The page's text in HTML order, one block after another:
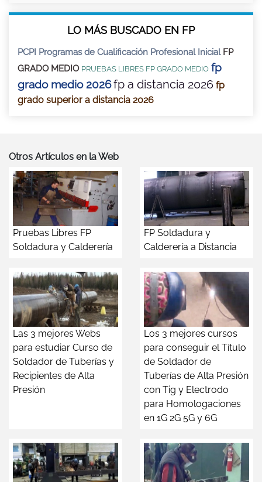
LO MÁS BUSCADO EN FP
PCPI Programas de Cualificación Profesional Inicial FP
GRADO MEDIO PRUEBAS LIBRES FP GRADO MEDIO fp
grado medio 2026fp a distancia 2026 fp
grado superior a distancia 2026
Otros Artículos en la Web
Pruebas Libres FP
Soldadura y Calderería
FP Soldadura y
Calderería a Distancia
Las 3 mejores Webs
para estudiar Curso de
Soldador de Tuberías y
Recipientes de Alta
Presión
Los 3 mejores cursos
para conseguir el Título
de Soldador de
Tuberías de Alta Presión
con Tig y Electrodo
para Homologaciones
en 1G 2G 5G y 6G